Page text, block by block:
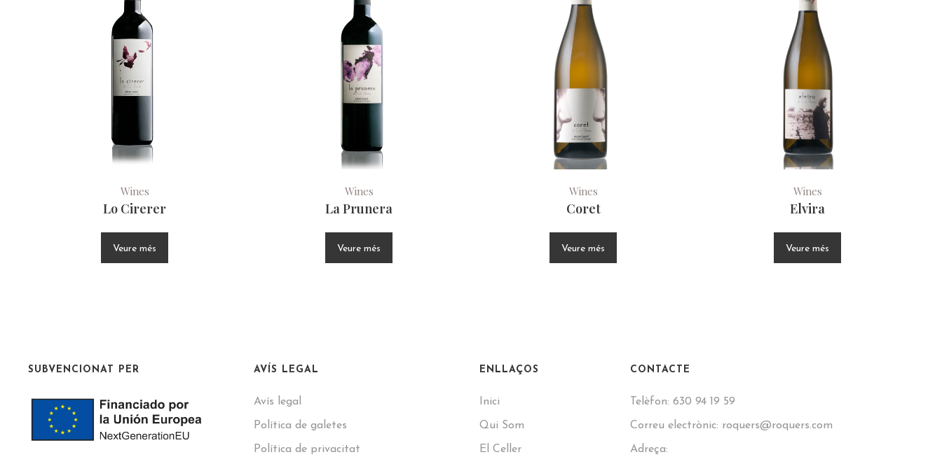
Wines
Lo Cirerer
Veure més
Wines
La Prunera
Veure més
Wines
Coret
Veure més
Wines
Elvira
Veure més
SUBVENCIONAT PER AVÍS LEGAL
Avís legal
Política de galetes
Política de privacitat
ENLLAÇOS
Inici
Qui Som
El Celler
CONTACTE
Telèfon: 630 94 19 59
Correu electrònic: roquers@roquers.com
Adreça: